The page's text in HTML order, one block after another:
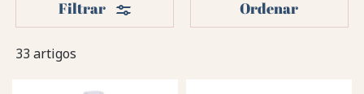
33 artigos
Filtrar Filters Ordenar